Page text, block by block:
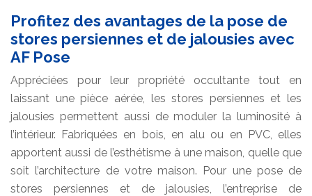
Profitez des avantages de la pose de
stores persiennes et de jalousies avec
AF Pose
Appréciées pour leur propriété occultante tout en
laissant une pièce aérée, les stores persiennes et les
jalousies permettent aussi de moduler la luminosité à
l’intérieur. Fabriquées en bois, en alu ou en PVC, elles
apportent aussi de l’esthétisme à une maison, quelle que
soit l’architecture de votre maison. Pour une pose de
stores persiennes et de jalousies, l’entreprise de